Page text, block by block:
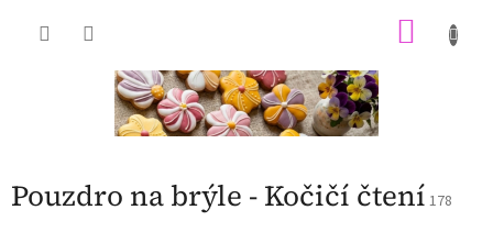
Pouzdro na brýle - Kočičí čtení 178